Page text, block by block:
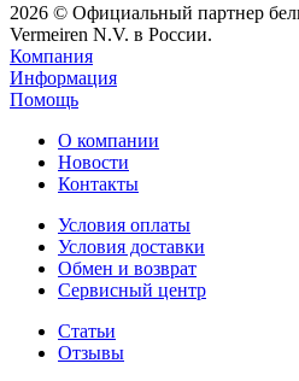
2026 © Официальный партнер
Vermeiren N.V. в России.
Компания
Информация
Помощь
О компании
Новости
Контакты
Условия оплаты
Условия доставки
Обмен и возврат
Сервисный центр
Статьи
Отзывы